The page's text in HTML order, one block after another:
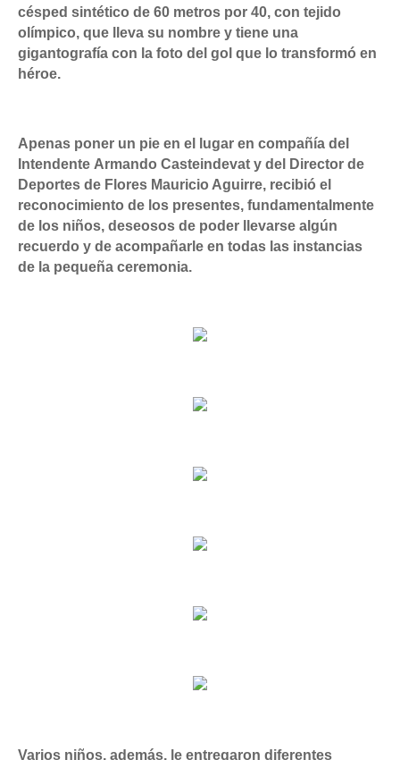
césped sintético de 60 metros por 40, con tejido
olímpico, que lleva su nombre y tiene una
gigantografía con la foto del gol que lo transformó en
héroe.
Apenas poner un pie en el lugar en compañía del
Intendente Armando Casteindevat y del Director de
Deportes de Flores Mauricio Aguirre, recibió el
reconocimiento de los presentes, fundamentalmente
de los niños, deseosos de poder llevarse algún
recuerdo y de acompañarle en todas las instancias
de la pequeña ceremonia.
Varios niños, además, le entregaron diferentes